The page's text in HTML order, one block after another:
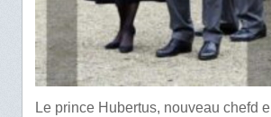
Le prince Hubertus, nouveau chefd e